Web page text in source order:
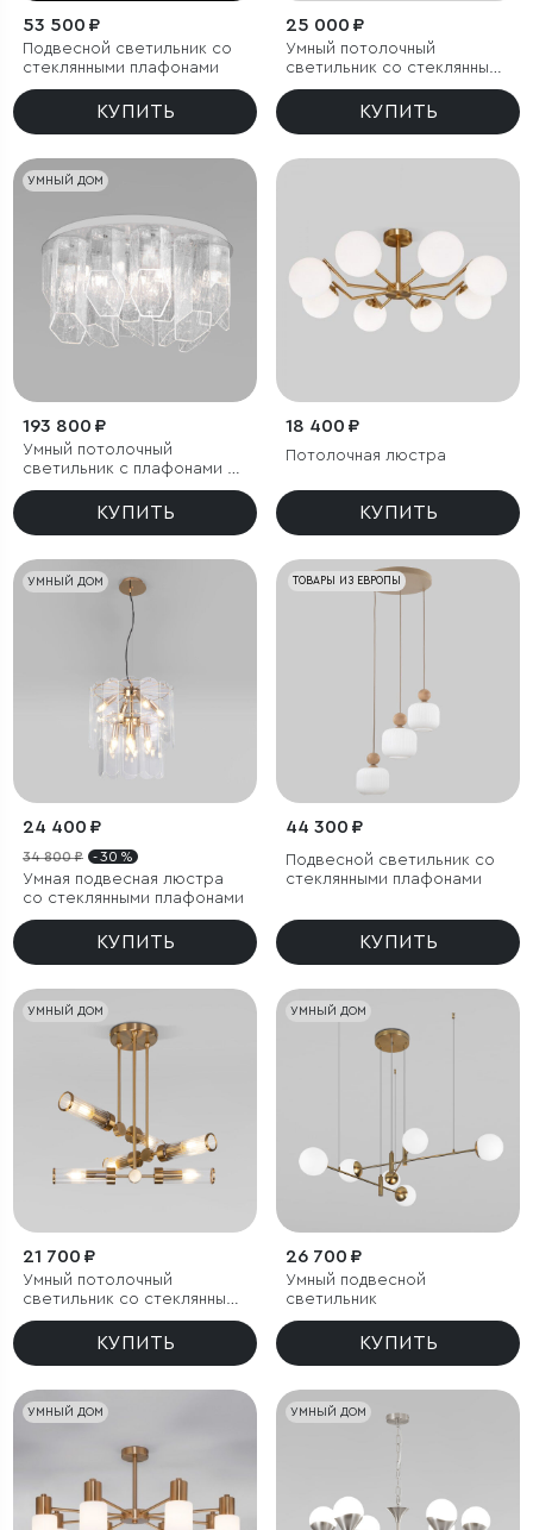
53 500 ₽
Подвесной светильник со
стеклянными плафонами
КУПИТЬ
25 000 ₽
Умный потолочный
светильник со стеклянными
плафонами
КУПИТЬ
УМНЫЙ ДОМ
193 800 ₽
Умный потолочный
светильник с плафонами из
фактурного стекла
КУПИТЬ
18 400 ₽
Потолочная люстра
КУПИТЬ
УМНЫЙ ДОМ
24 400 ₽
34 800 ₽ - 30 %
Умная подвесная люстра
со стеклянными плафонами
КУПИТЬ
ТОВАРЫ ИЗ ЕВРОПЫ
44 300 ₽
Подвесной светильник со
стеклянными плафонами
КУПИТЬ
УМНЫЙ ДОМ
21 700 ₽
Умный потолочный
светильник со стеклянными
плафонами
КУПИТЬ
УМНЫЙ ДОМ
26 700 ₽
Умный подвесной
светильник
КУПИТЬ
УМНЫЙ ДОМ УМНЫЙ ДОМ